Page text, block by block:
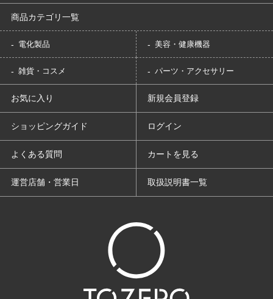
商品カテゴリ一覧
電化製品 美容・健康機器
雑貨・コスメ パーツ・アクセサリー
お気に入り
ショッピングガイド
よくある質問
運営店舗・営業日
新規会員登録
ログイン
カートを見る
取扱説明書一覧